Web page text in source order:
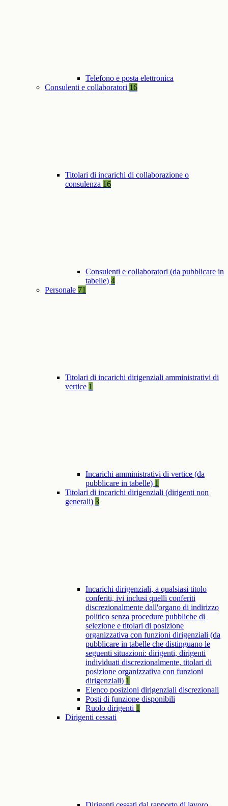
Telefono e posta elettronica
Consulenti e collaboratori 16
Titolari di incarichi di collaborazione o
consulenza 16
Consulenti e collaboratori (da pubblicare in
tabelle) 4
Personale 71
Titolari di incarichi dirigenziali amministrativi di
vertice 1
Incarichi amministrativi di vertice (da
pubblicare in tabelle) 1
Titolari di incarichi dirigenziali (dirigenti non
generali) 3
Incarichi dirigenziali, a qualsiasi titolo
conferiti, ivi inclusi quelli conferiti
discrezionalmente dall'organo di indirizzo
politico senza procedure pubbliche di
selezione e titolari di posizione
organizzativa con funzioni dirigenziali (da
pubblicare in tabelle che distinguano le
seguenti situazioni: dirigenti, dirigenti
individuati discrezionalmente, titolari di
posizione organizzativa con funzioni
dirigenziali) 1
Elenco posizioni dirigenziali discrezionali
Posti di funzione disponibili
Ruolo dirigenti 1
Dirigenti cessati